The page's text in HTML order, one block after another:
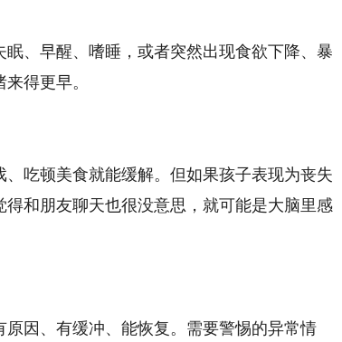
、早醒、嗜睡，或者突然出现食欲下降、暴
得更早。
吃顿美食就能缓解。但如果孩子表现为丧失
和朋友聊天也很没意思，就可能是大脑里感
因、有缓冲、能恢复。需要警惕的异常情